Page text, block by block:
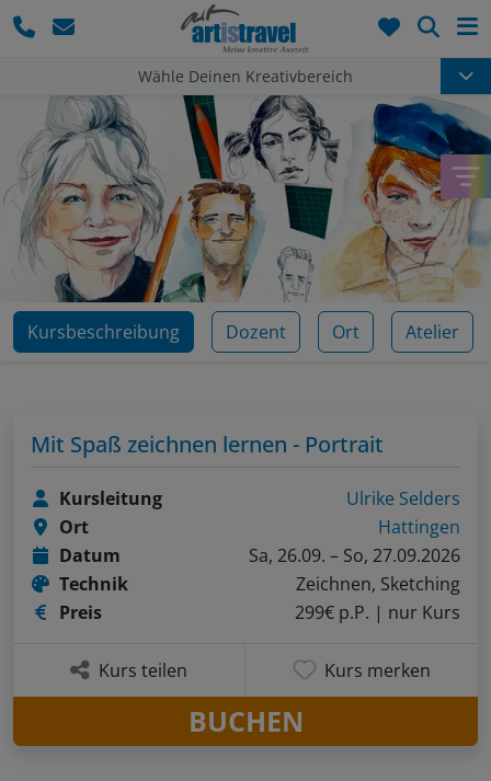
Wähle Deinen Kreativbereich
Kursbeschreibung Dozent Ort Atelier
Mit Spaß zeichnen lernen - Portrait
Kursleitung
Ulrike Selders
Ort
Hattingen
Datum
Sa, 26.09. – So, 27.09.2026
Technik
Zeichnen, Sketching
Preis
299€ p.P. | nur Kurs
Kurs teilen Kurs merken
BUCHEN